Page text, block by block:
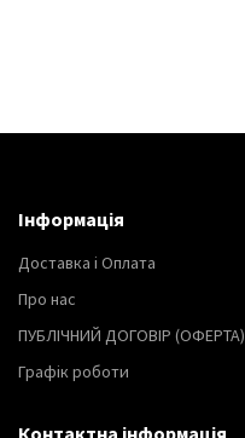
Інформація
Доставка і Оплата
Про нас
ПУБЛІЧНИЙ ДОГОВІР (ОФЕРТА)
Графік роботи
Контактна інформація